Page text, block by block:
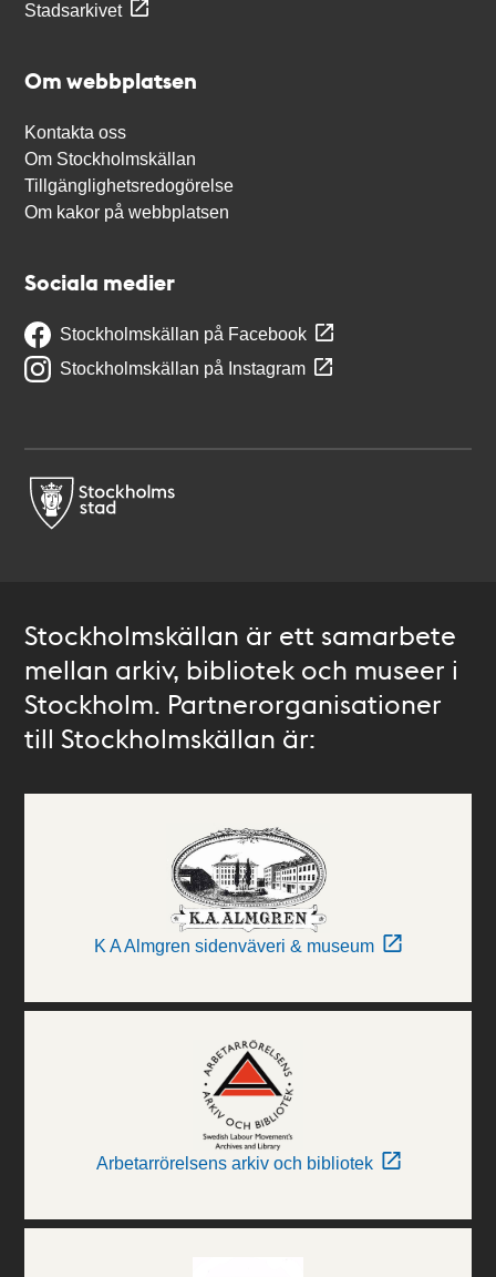
Stadsarkivet
Om webbplatsen
Kontakta oss
Om Stockholmskällan
Tillgänglighetsredogörelse
Om kakor på webbplatsen
Sociala medier
Stockholmskällan på Facebook
Stockholmskällan på Instagram
Stockholmskällan är ett samarbete
mellan arkiv, bibliotek och museer i
Stockholm. Partnerorganisationer
till Stockholmskällan är:
K A Almgren sidenväveri & museum
Arbetarrörelsens arkiv och bibliotek